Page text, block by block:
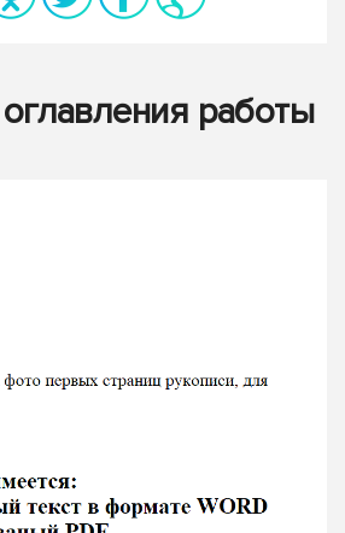
работы